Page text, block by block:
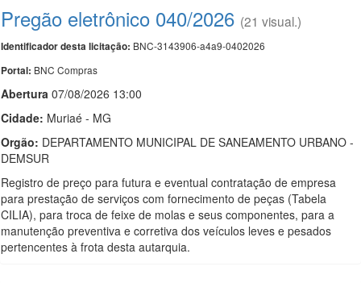
Pregão eletrônico 040/2026 (21 visual.)
Identificador desta licitação: BNC-3143906-a4a9-0402026
Portal: BNC Compras
Abertura 07/08/2026 13:00
Cidade: Muriaé - MG
Orgão: DEPARTAMENTO MUNICIPAL DE SANEAMENTO URBANO -
DEMSUR
Registro de preço para futura e eventual contratação de empresa
para prestação de serviços com fornecimento de peças (Tabela
CILIA), para troca de feixe de molas e seus componentes, para a
manutenção preventiva e corretiva dos veículos leves e pesados
pertencentes à frota desta autarquia.